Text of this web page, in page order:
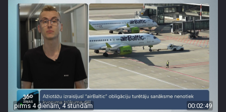
pirms 4 dienām, 4 stundām 00:02:49